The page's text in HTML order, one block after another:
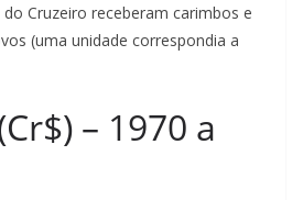
Cruzeiro receberam carimbos e
(uma unidade correspondia a
– 1970 a